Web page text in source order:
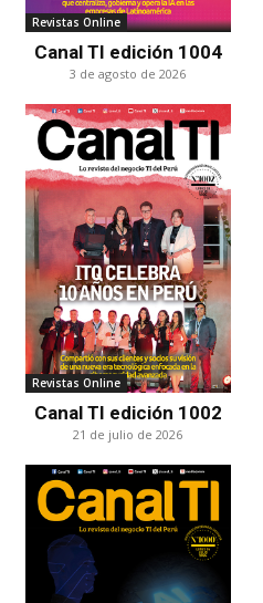
Revistas Online
Canal TI edición 1004
3 de agosto de 2026
Revistas Online
Canal TI edición 1002
21 de julio de 2026